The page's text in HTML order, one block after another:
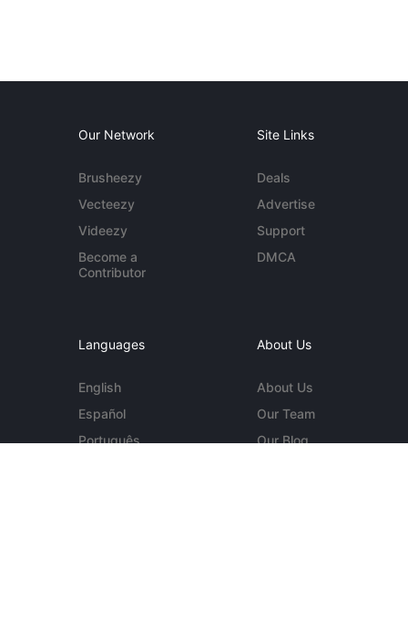
Our Network
Brusheezy
Vecteezy
Videezy
Become a
Contributor
Site Links
Deals
Advertise
Support
DMCA
Languages
English
Español
Português
About Us
About Us
Our Team
Our Blog